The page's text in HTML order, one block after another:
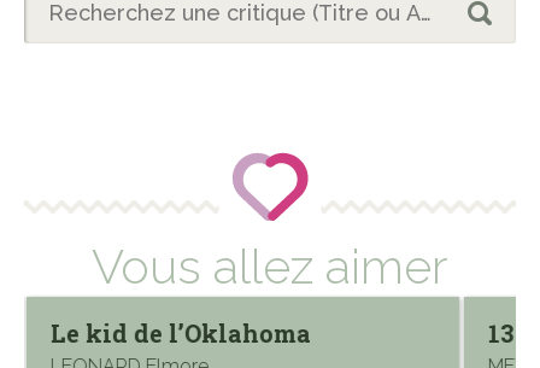
Vous allez aimer
Le kid de l’Oklahoma 13